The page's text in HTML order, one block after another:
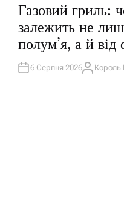
Л
І
К
У
А
Т
Газовий гриль:
залежить не
полум’я, а й від
6 Серпня 2026А
Король